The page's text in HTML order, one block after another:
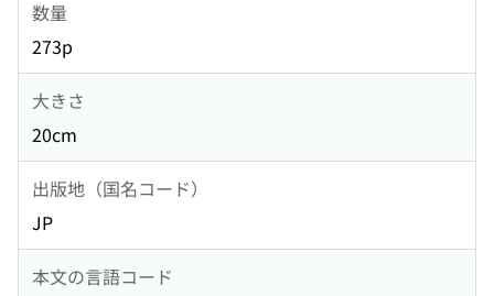
数量
273p
大きさ
20cm
出版地（国名コード）
JP
本文の言語コード